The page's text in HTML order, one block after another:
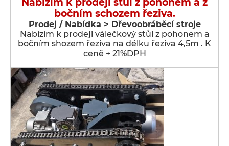
bočním schozem řeziva.
Prodej / Nabídka > Dřevoobráběcí stroje
Nabízím k prodeji válečkový stůl z pohonem a
bočním shozem řeziva na délku řeziva 4,5m . K
ceně + 21%DPH